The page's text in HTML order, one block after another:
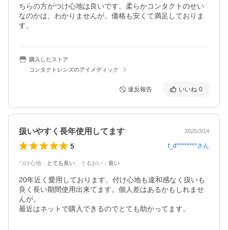
ちらの方がつけ心地は良いです。柔らかコンタクトのせい
なのかは、わかりませんが。価格も安くて満足しておりま
す。
購入したストア
コンタクトレンズのアイメディック
違反報告 いいね 0
扱いやすく長年使用してます 2025/3/14
5 t_d********さん
つけ心地 ： とても良い うるおい ： 良い
20年近く愛用しております。付け心地も違和感なく扱いも
良く長い期間使用出来てます。個人差はあるかもしれませ
んが。
最近はネットで購入できるのでとても助かってます。